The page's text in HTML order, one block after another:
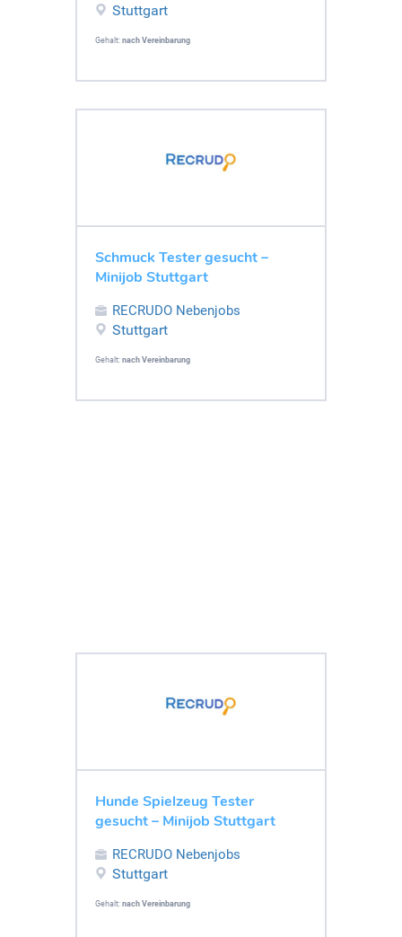
Stuttgart
Gehalt: nach Vereinbarung
Schmuck Tester gesucht –
Minijob Stuttgart
RECRUDO Nebenjobs
Stuttgart
Gehalt: nach Vereinbarung
Hunde Spielzeug Tester
gesucht – Minijob Stuttgart
RECRUDO Nebenjobs
Stuttgart
Gehalt: nach Vereinbarung